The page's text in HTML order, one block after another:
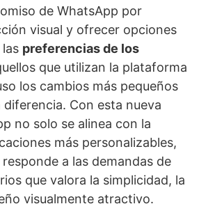
de WhatsApp por
visual y ofrecer opciones
preferencias de los
que utilizan la plataforma
los cambios más pequeños
Con esta nueva
no ​​solo se alinea con la
más personalizables,
a las demandas de
que valora la simplicidad, la
visualmente atractivo.